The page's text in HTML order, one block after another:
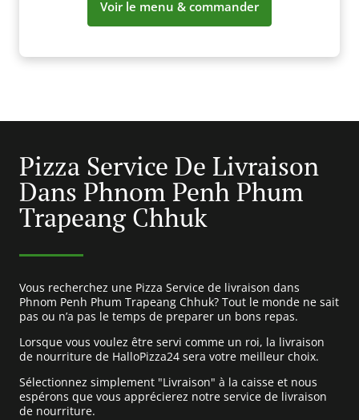
Voir le menu & commander
Pizza Service De Livraison
Dans Phnom Penh Phum
Trapeang Chhuk
Vous recherchez une Pizza Service de livraison dans
Phnom Penh Phum Trapeang Chhuk? Tout le monde ne sait
pas ou n’a pas le temps de preparer un bons repas.
Lorsque vous voulez être servi comme un roi, la livraison
de nourriture de HalloPizza24 sera votre meilleur choix.
Sélectionnez simplement "Livraison" à la caisse et nous
espérons que vous apprécierez notre service de livraison
de nourriture.